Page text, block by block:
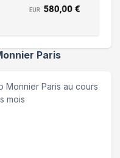
Paris
Monnier Paris au cours
mois